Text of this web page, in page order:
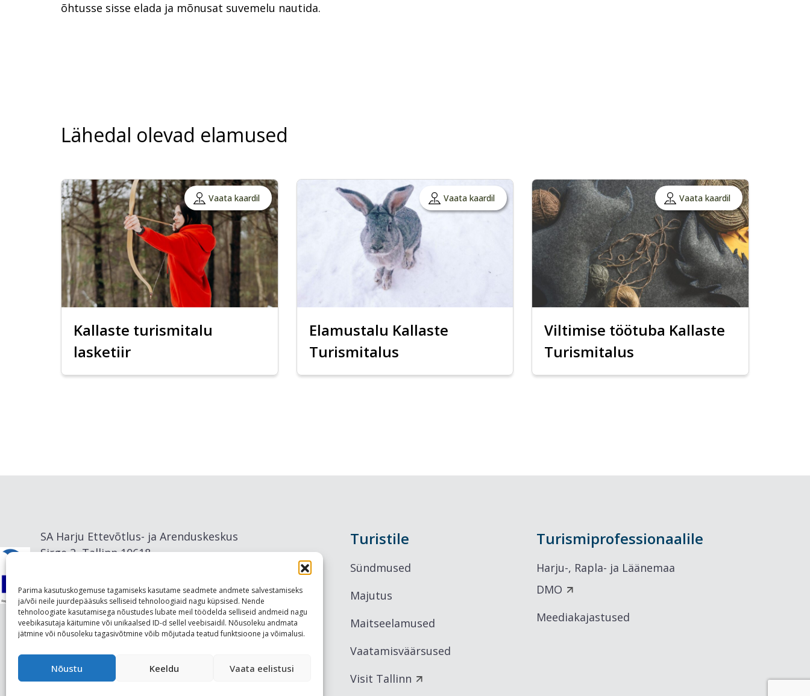
Parima kasutuskogemuse tagamiseks kasutame seadmete andmete salvestamiseks
ja/või neile juurdepääsuks selliseid tehnoloogiaid nagu küpsised. Nende
tehnoloogiate kasutamisega nõustudes lubate meil töödelda selliseid andmeid nagu
veebikasutaja käitumine või unikaalsed ID-d sellel veebisaidil. Nõusoleku andmata
jätmine või nõusoleku tagasivõtmine võib mõjutada teatud funktsioone ja võimalusi.
Nõustu Keeldu Vaata eelistusi
õhtusse sisse elada ja mõnusat suvemelu nautida.
Lähedal olevad elamused
Vaata kaardil
Kallaste turismitalu
lasketiir
Vaata kaardil
Elamustalu Kallaste
Turismitalus
Vaata kaardil
Viltimise töötuba Kallaste
Turismitalus
SA Harju Ettevõtlus- ja Arenduskeskus
Sirge 2, Tallinn 10618
Turistile
Sündmused
Majutus
Maitseelamused
Vaatamisväärsused
Visit Tallinn
Turismiprofessionaalile
Harju-, Rapla- ja Läänemaa
DMO
Meediakajastused